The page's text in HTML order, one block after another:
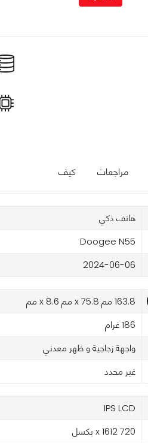
مراجعات كيف
هاتف ذكي
Doogee N55
2024-06-06
163.8 مم x 75.8 مم x 8.6 مم
186 غرام
واجهة زجاجية و ظهر معدني
غير محدد
IPS LCD
720 x 1612 بكسل